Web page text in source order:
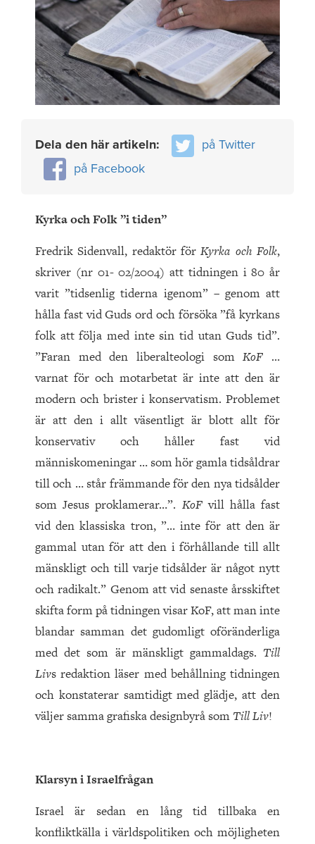
Dela den här artikeln:
på Twitter
på Facebook
Kyrka och Folk ”i tiden”
Fredrik Sidenvall, redaktör förKyrka och Folk,
skriver (nr 01- 02/2004) att tidningen i 80 år
varit ”tidsenlig tiderna igenom” – genom att
hålla fast vid Guds ord och försöka ”få kyrkans
folk att följa med inte sin tid utan Guds tid”.
”Faran med den liberalteologi somKoF …
varnat för och motarbetat är inte att den är
modern och brister i konservatism. Problemet
är att den i allt väsentligt är blott allt för
konservativ och håller fast vid
människomeningar … som hör gamla tidsåldrar
till och … står främmande för den nya tidsålder
som Jesus proklamerar…”. KoFvill hålla fast
vid den klassiska tron, ”… inte för att den är
gammal utan för att den i förhållande till allt
mänskligt och till varje tidsålder är något nytt
och radikalt.” Genom att vid senaste årsskiftet
skifta form på tidningen visar KoF, att man inte
blandar samman det gudomligt oföränderliga
med det som är mänskligt gammaldags. Till
Livs redaktion läser med behållning tidningen
och konstaterar samtidigt med glädje, att den
väljer samma grafiska designbyrå som Till Liv!
Klarsyn i Israelfrågan
Israel är sedan en lång tid tillbaka en
konfliktkälla i världspolitiken och möjligheten